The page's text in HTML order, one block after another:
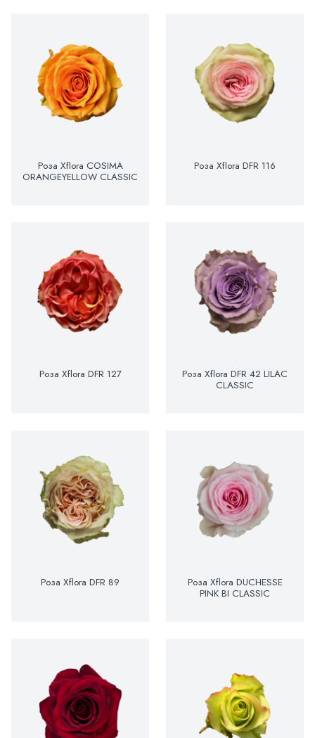
Роза Xflora COSIMA
ORANGEYELLOW CLASSIC
Роза Xflora DFR 116
Роза Xflora DFR 127
Роза Xflora DFR 42 LILAC
CLASSIC
Роза Xflora DFR 89
Роза Xflora DUCHESSE
PINK BI CLASSIC